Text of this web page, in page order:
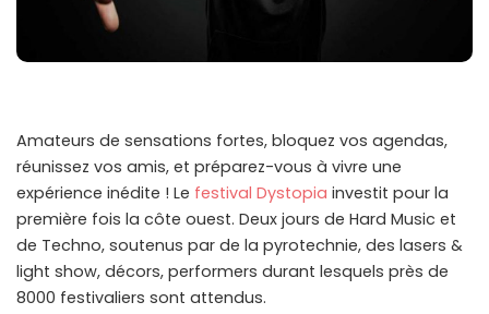
Amateurs de sensations fortes, bloquez vos agendas,
réunissez vos amis, et préparez-vous à vivre une
expérience inédite ! Le festival Dystopia investit pour la
première fois la côte ouest. Deux jours de Hard Music et
de Techno, soutenus par de la pyrotechnie, des lasers &
light show, décors, performers durant lesquels près de
8000 festivaliers sont attendus.